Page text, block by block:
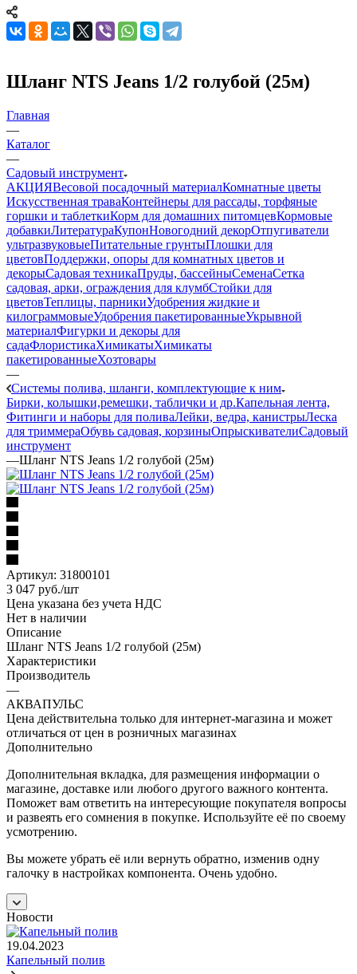
Шланг NTS Jeans 1/2 голубой (25м)
Главная
—
Каталог
—
Садовый инструмент
АКЦИЯВесовой посадочный материалКомнатные цветы
Искусственная траваКонтейнеры для рассады, торфяные
горшки и таблеткиКорм для домашних питомцевКормовые
добавкиЛитератураКупонНовогодний декорОтпугиватели
ультразвуковыеПитательные грунтыПлошки для
цветовПоддержки, опоры для комнатных цветов и
декорыСадовая техникаПруды, бассейныСеменаСетка
садовая, арки, ограждения для клумбСтойки для
цветовТеплицы, парникиУдобрения жидкие и
килограммовыеУдобрения пакетированныеУкрывной
материалФигурки и декоры для
садаФлористикаХимикатыХимикаты
пакетированныеХозтовары
—
Системы полива, шланги, комплектующие к ним
Бирки, колышки,ремешки, таблички и др.Капельная лента,
Фитинги и наборы для поливаЛейки, ведра, канистрыЛеска
для триммераОбувь садовая, корзиныОпрыскивателиСадовый
инструмент
—Шланг NTS Jeans 1/2 голубой (25м)
Артикул: 31800101
3 047 руб./шт
Цена указана без учета НДС
Нет в наличии
Описание
Шланг NTS Jeans 1/2 голубой (25м)
Характеристики
Производитель
—
АКВАПУЛЬС
Цена действительна только для интернет-магазина и может
отличаться от цен в розничных магазинах
Дополнительно
Дополнительная вкладка, для размещения информации о
магазине, доставке или любого другого важного контента.
Поможет вам ответить на интересующие покупателя вопросы
и развеять его сомнения в покупке. Используйте её по своему
усмотрению.
Вы можете убрать её или вернуть обратно, изменив одну
галочку в настройках компонента. Очень удобно.
Новости
19.04.2023
Капельный полив